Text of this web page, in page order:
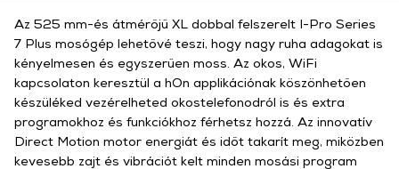
Az 525 mm-és átmérőjű XL dobbal felszerelt I-Pro Series
7 Plus mosógép lehetővé teszi, hogy nagy ruha adagokat is
kényelmesen és egyszerűen moss. Az okos, WiFi
kapcsolaton keresztül a hOn applikációnak köszönhetően
készüléked vezérelheted okostelefonodról is és extra
programokhoz és funkciókhoz férhetsz hozzá. Az innovatív
Direct Motion motor energiát és időt takarít meg, miközben
kevesebb zajt és vibrációt kelt minden mosási program